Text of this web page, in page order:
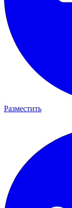
Разместить